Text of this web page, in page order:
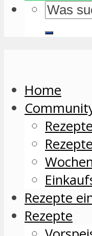
Home
Rezepte
Rezepte